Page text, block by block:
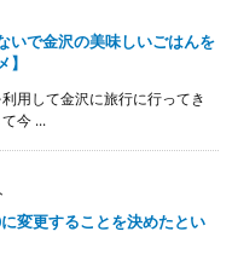
いで金沢の美味しいごはんを
用して金沢に旅行に行ってき
今 ...
変更することを決めたとい